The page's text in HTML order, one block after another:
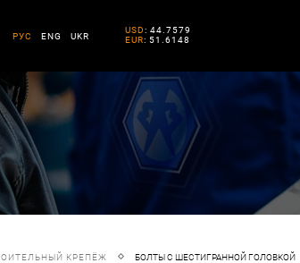
РУС ENG UKR
USD: 44.7579
EUR: 51.6148
КРЕПЁЖ БОЛТЫ С ШЕСТИГРАННОЙ ГОЛОВКОЙ